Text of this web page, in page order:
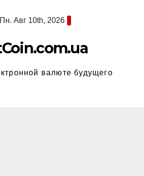
Пн. Авг 10th, 2026
валюте будущего